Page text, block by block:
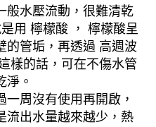
般水壓流動，很難清乾
用 檸檬酸 ， 檸檬酸呈
的管垢，再透過 高週波
樣的話，可在不傷水管
淨。
周沒有使用再開啟，
流出水量越來越少，熱